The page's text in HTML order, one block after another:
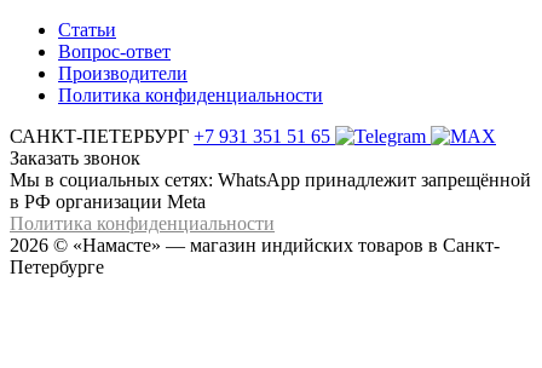
Статьи
Вопрос-ответ
Производители
Политика конфиденциальности
САНКТ-ПЕТЕРБУРГ +7 931 351 51 65
Заказать звонок
Мы в социальных сетях: WhatsApp принадлежит запрещённой
в РФ организации Meta
Политика конфиденциальности
2026 © «Намасте» — магазин индийских товаров в Санкт-
Петербурге